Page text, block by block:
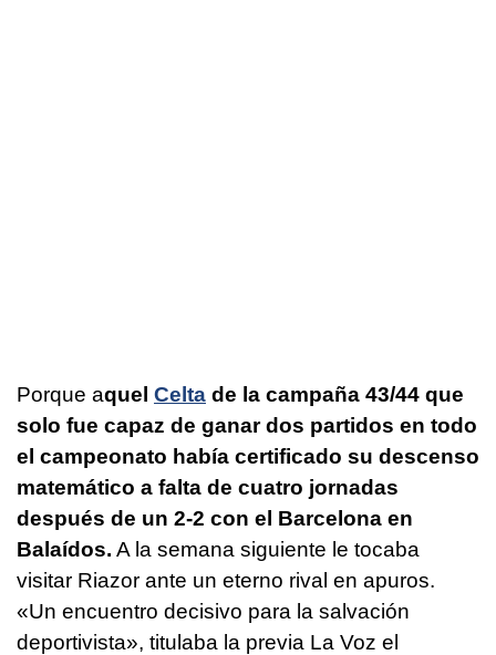
Porque aquel Celta de la campaña 43/44 que
solo fue capaz de ganar dos partidos en todo
el campeonato había certificado su descenso
matemático a falta de cuatro jornadas
después de un 2-2 con el Barcelona en
Balaídos. A la semana siguiente le tocaba
visitar Riazor ante un eterno rival en apuros.
«Un encuentro decisivo para la salvación
deportivista», titulaba la previa La Voz el